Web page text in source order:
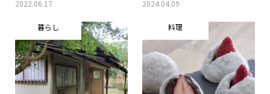
2022.06.17 2024.04.09
暮らし 料理